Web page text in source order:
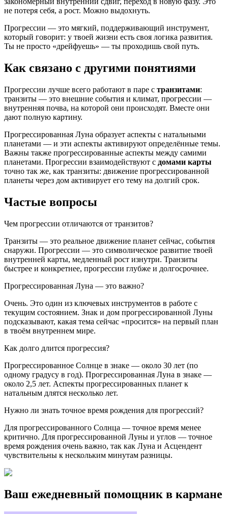
не потеря себя, а рост. Можно выдохнуть.
Прогрессии — это мягкий, поддерживающий инструмент,
который говорит: у твоей жизни есть своя логика развития.
Ты не просто «дрейфуешь» — ты проходишь свой путь.
Как связано с другими понятиями
Прогрессии лучше всего работают в паре с транзитами:
транзиты — это внешние события и климат, прогрессии —
внутренняя почва, на которой они происходят. Вместе они
дают полную картину.
Прогрессированная Луна образует аспекты с натальными
планетами — и эти аспекты активируют определённые темы.
Важны также прогрессированные аспекты между самими
планетами. Прогрессии взаимодействуют с домами карты
точно так же, как транзиты: движение прогрессированной
планеты через дом активирует его тему на долгий срок.
Частые вопросы
Чем прогрессии отличаются от транзитов?
Транзиты — это реальное движение планет сейчас, события
снаружи. Прогрессии — это символическое развитие твоей
внутренней карты, медленный рост изнутри. Транзиты
быстрее и конкретнее, прогрессии глубже и долгосрочнее.
Прогрессированная Луна — это важно?
Очень. Это один из ключевых инструментов в работе с
текущим состоянием. Знак и дом прогрессированной Луны
подсказывают, какая тема сейчас «просится» на первый план
в твоём внутреннем мире.
Как долго длится прогрессия?
Прогрессированное Солнце в знаке — около 30 лет (по
одному градусу в год). Прогрессированная Луна в знаке —
около 2,5 лет. Аспекты прогрессированных планет к
натальным длятся несколько лет.
Нужно ли знать точное время рождения для прогрессий?
Для прогрессированного Солнца — точное время менее
критично. Для прогрессированной Луны и углов — точное
время рождения очень важно, так как Луна и Асцендент
чувствительны к нескольким минутам разницы.
Ваш ежедневный помощник в кармане